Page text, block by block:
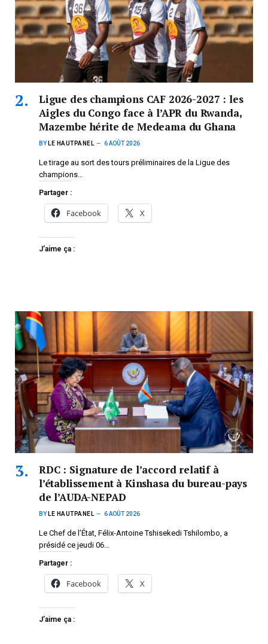
Ligue des champions CAF 2026-2027 : les
Aigles du Congo face à l’APR du Rwanda,
Mazembe hérite de Medeama du Ghana
BY LE HAUTPANEL 6 AOÛT 2026
Le tirage au sort des tours préliminaires de la Ligue des
champions…
Partager :
Facebook X
J’aime ça :
RDC : Signature de l’accord relatif à
l’établissement à Kinshasa du bureau-pays
de l’AUDA-NEPAD
BY LE HAUTPANEL 6 AOÛT 2026
Le Chef de l’État, Félix-Antoine Tshisekedi Tshilombo, a
présidé ce jeudi 06…
Partager :
Facebook X
J’aime ça :